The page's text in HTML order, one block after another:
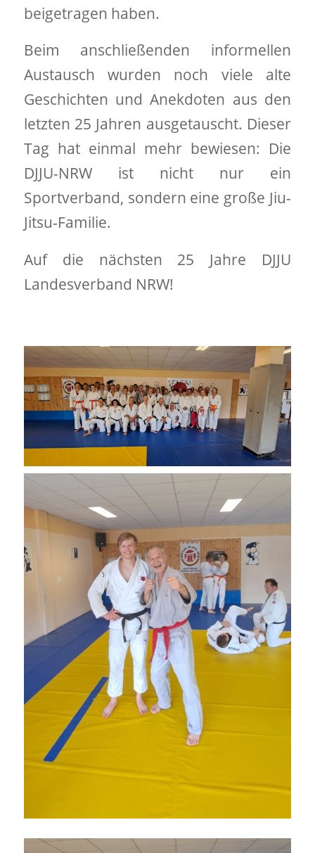
beigetragen haben.
Beim anschließenden informellen
Austausch wurden noch viele alte
Geschichten und Anekdoten aus den
letzten 25 Jahren ausgetauscht. Dieser
Tag hat einmal mehr bewiesen: Die
DJJU-NRW ist nicht nur ein
Sportverband, sondern eine große Jiu-
Jitsu-Familie.
Auf die nächsten 25 Jahre DJJU
Landesverband NRW!